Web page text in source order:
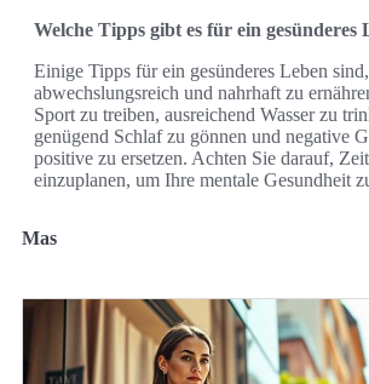
Welche Tipps gibt es für ein gesünderes
Einige Tipps für ein gesünderes Leben
abwechslungsreich und nahrhaft zu
Sport zu treiben, ausreichend Wasser zu
genügend Schlaf zu gönnen und negative
positive zu ersetzen. Achten Sie darauf,
einzuplanen, um Ihre mentale Gesundheit
Mas